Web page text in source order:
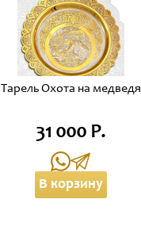
Тарель Охота на медведя
31 000 Р.
В корзину